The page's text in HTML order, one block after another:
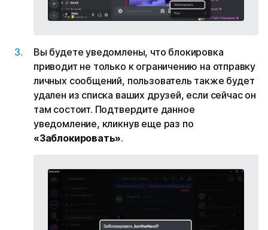
Вы будете уведомлены, что блокировка
приводит не только к ограничению на отправку
личных сообщений, пользователь также будет
удален из списка ваших друзей, если сейчас он
там состоит. Подтвердите данное
уведомление, кликнув еще раз по
«Заблокировать».